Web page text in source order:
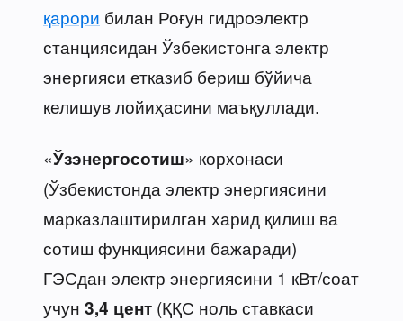
қарори билан Роғун гидроэлектр
станциясидан Ўзбекистонга электр
энергияси етказиб бериш бўйича
келишув лойиҳасини маъқуллади.
«Ўзэнергосотиш» корхонаси
(Ўзбекистонда электр энергиясини
марказлаштирилган харид қилиш ва
сотиш функциясини бажаради)
ГЭСдан электр энергиясини 1 кВт/соат
учун 3,4 цент (ҚҚС ноль ставкаси